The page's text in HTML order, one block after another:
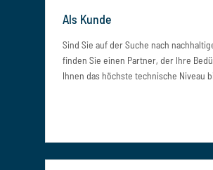
Als Kunde
Sind Sie auf der Suche nach
finden Sie einen Partner, der Ihre
Ihnen das höchste technische Niveau